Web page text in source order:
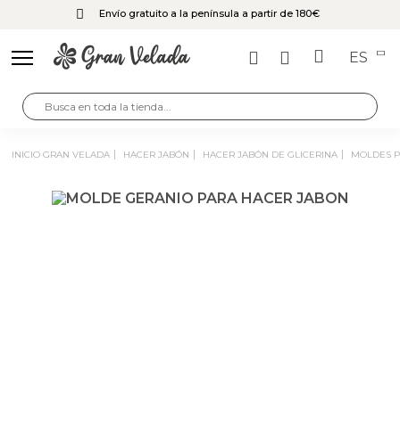
Envío gratuito a la península a partir de 180€
ES
INICIO GRAN VELADA HACER JABÓN HACER JABÓN DE GLICERINA MOLDES